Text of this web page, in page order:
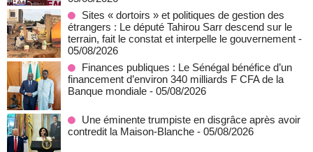
Sites « dortoirs » et politiques de gestion des
étrangers : Le député Tahirou Sarr descend sur le
terrain, fait le constat et interpelle le gouvernement -
05/08/2026
Finances publiques : Le Sénégal bénéfice d’un
financement d’environ 340 milliards F CFA de la
Banque mondiale - 05/08/2026
Une éminente trumpiste en disgrâce après avoir
contredit la Maison-Blanche - 05/08/2026